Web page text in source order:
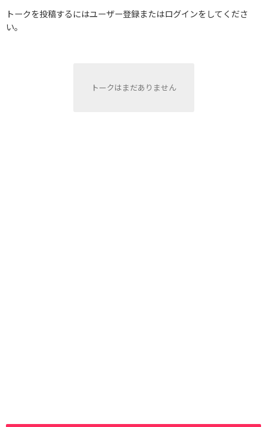
トークを投稿するにはユーザー登録またはログインをしてくださ
い。
トークはまだありません